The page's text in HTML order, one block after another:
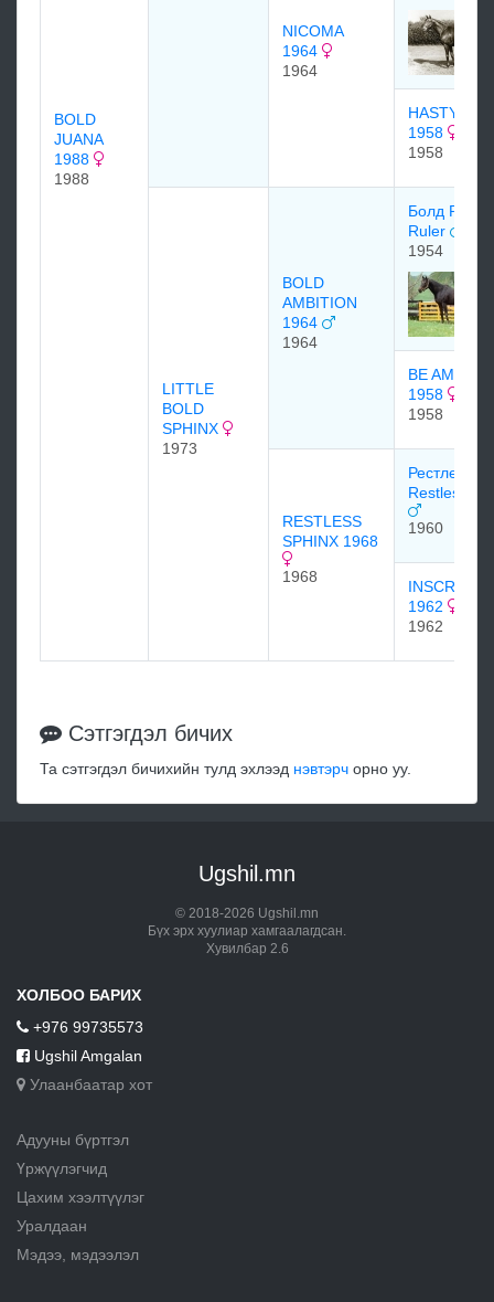
BOLD
JUANA
1988
1988
NICOMA
1964
1964
HASTY
1958
1958
LITTLE
BOLD
SPHINX
1973
BOLD
AMBITION
1964
1964
Болд
Ruler
1954
BE
1958
1958
RESTLESS
SPHINX 1968
1968
Рестлесс
Restless
1960
1962
1962
Сэтгэгдэл бичих
Та сэтгэгдэл бичихийн тулд эхлээд нэвтэрч орно уу.
Ugshil.mn
© 2018-2026 Ugshil.mn
Бүх эрх хуулиар хамгаалагдсан.
Хувилбар 2.6
ХОЛБОО БАРИХ
+976 99735573
Ugshil Amgalan
Улаанбаатар хот
Адууны бүртгэл
Үржүүлэгчид
Цахим хээлтүүлэг
Уралдаан
Мэдээ, мэдээлэл